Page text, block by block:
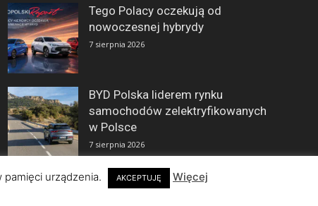
Tego Polacy oczekują od
nowoczesnej hybrydy
7 sierpnia 2026
BYD Polska liderem rynku
samochodów zelektryfikowanych
w Polsce
7 sierpnia 2026
urządzenia. AKCEPTUJĘ Więcej